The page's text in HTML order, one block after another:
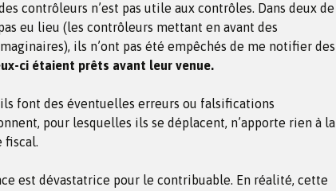
contrôleurs n’est pas utile aux contrôles. Dans deux de
eu lieu (les contrôleurs mettant en avant des
ils n’ont pas été empêchés de me notifier des
ci étaient prêts avant leur venue.
font des éventuelles erreurs ou falsifications
pour lesquelles ils se déplacent, n’apporte rien à la
fiscal.
est dévastatrice pour le contribuable. En réalité, cette